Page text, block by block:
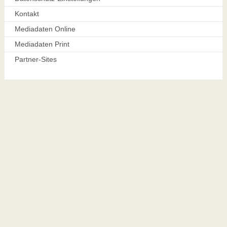
Kontakt
Mediadaten Online
Mediadaten Print
Partner-Sites